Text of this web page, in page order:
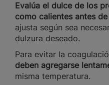
Evalúa el dulce de los
como calientes antes
ajusta según sea
dulzura deseado.
Para evitar la
deben agregarse
misma temperatura.